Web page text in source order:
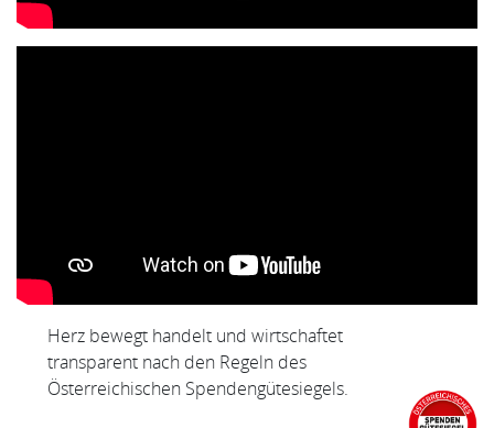
Herz bewegt handelt und wirtschaftet
transparent nach den Regeln des
Österreichischen Spendengütesiegels.